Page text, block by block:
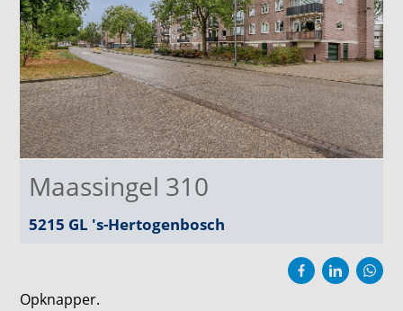
Maassingel 310
5215 GL 's-Hertogenbosch
Opknapper.